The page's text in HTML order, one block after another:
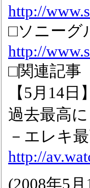
http://
□ソニーグ
http://
□関連記事
【5月14
過去最高に
－エレキ
http://
(2008年5